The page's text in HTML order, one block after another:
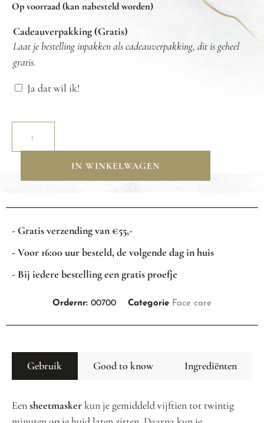
Op voorraad (kan nabesteld worden)
Cadeauverpakking (Gratis)
Laat je bestelling inpakken als cadeauverpakking, dit is geheel
gratis.
Ja dat wil ik!
IN WINKELWAGEN
- Gratis verzending van €55,-
- Voor 16:00 uur besteld, de volgende dag in huis
- Bij iedere bestelling een gratis proefje
Ordernr: 00700 Categorie Face care
Gebruik Good to know Ingrediënten
Eensheetmaskerkun je gemiddeld vijftien tot twintig